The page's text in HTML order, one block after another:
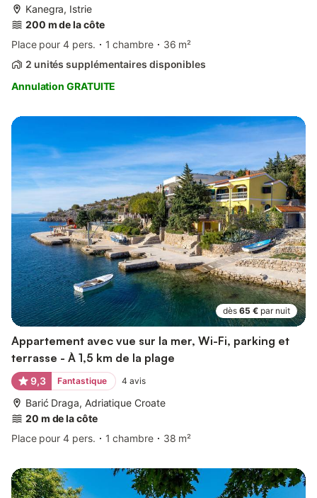
Kanegra, Istrie
200 m de la côte
Place pour 4 pers.
1 chambre
36 m²
2 unités supplémentaires disponibles
Annulation GRATUITE
dès 65 € par nuit
Appartement avec vue sur la mer, Wi-Fi, parking et
terrasse - À 1,5 km de la plage
9,3 Fantastique 4 avis
Barić Draga, Adriatique Croate
20 m de la côte
Place pour 4 pers.
1 chambre 38 m²